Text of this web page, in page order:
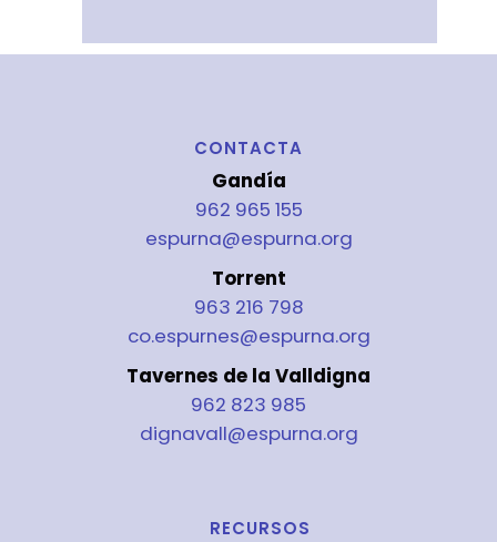
CONTACTA
Gandía
962 965 155
espurna@espurna.org
Torrent
963 216 798
co.espurnes@espurna.org
Tavernes de la Valldigna
962 823 985
dignavall@espurna.org
RECURSOS